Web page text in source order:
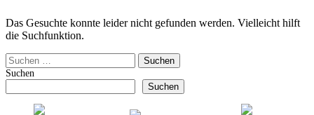
Das Gesuchte konnte leider nicht gefunden werden. Vielleicht hilft
die Suchfunktion.
Suchen
nach:
Suchen
Suchen